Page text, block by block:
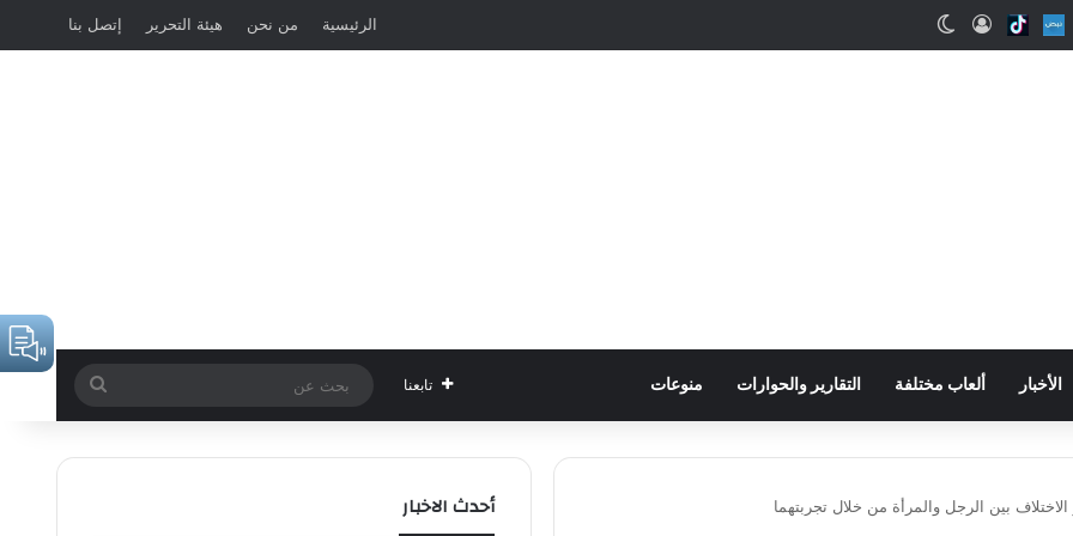
Snapchat
Nabd
Tiktokتسجيل الدخول الرئيسية من نحن هيئة التحرير إتصل بنا
الأخبار ألعاب مختلفة التقارير والحوارات منوعات تابعنا
عن
بين الرجل والمرأة من خلال تجربتهما
أحدث الاخبار